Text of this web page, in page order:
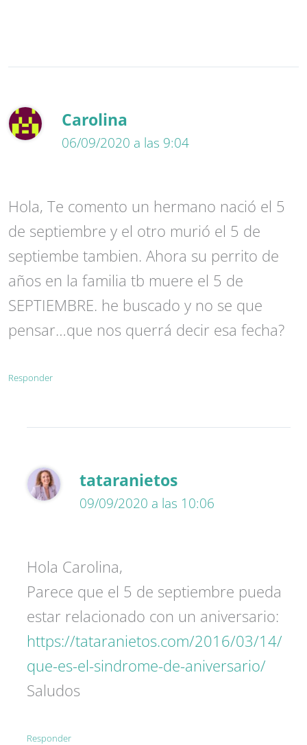
Carolina
06/09/2020 a las 9:04
Hola, Te comento un hermano nació el 5
de septiembre y el otro murió el 5 de
septiembe tambien. Ahora su perrito de
años en la familia tb muere el 5 de
SEPTIEMBRE. he buscado y no se que
pensar…que nos querrá decir esa fecha?
Responder
tataranietos
09/09/2020 a las 10:06
Hola Carolina,
Parece que el 5 de septiembre pueda
estar relacionado con un aniversario:
https://tataranietos.com/2016/03/14/
que-es-el-sindrome-de-aniversario/
Saludos
Responder